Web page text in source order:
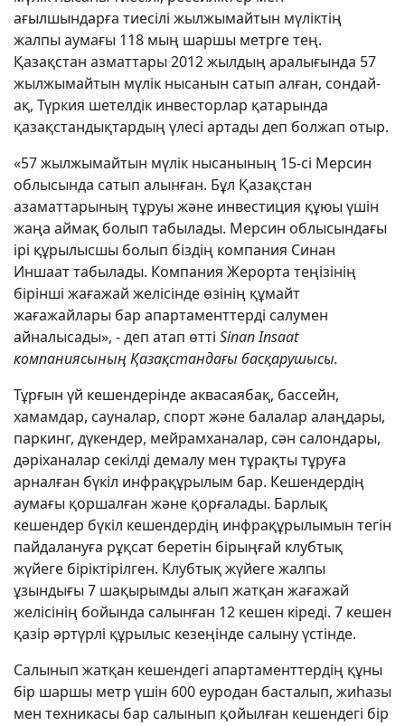
ағылшындарға тиесілі жылжымайтын мүліктің
жалпы аумағы 118 мың шаршы метрге тең.
Қазақстан азматтары 2012 жылдың аралығында 57
жылжымайтын мүлік нысанын сатып алған, сондай-
ақ, Түркия шетелдік инвесторлар қатарында
қазақстандықтардың үлесі артады деп болжап отыр.
«57 жылжымайтын мүлік нысанының 15-сі Мерсин
облысында сатып алынған. Бұл Қазақстан
азаматтарының тұруы және инвестиция құюы үшін
жаңа аймақ болып табылады. Мерсин облысындағы
ірі құрылысшы болып біздің компания Синан
Иншаат табылады. Компания Жерорта теңізінің
бірінші жағажай желісінде өзінің құмайт
жағажайлары бар апартаменттерді салумен
айналысады», - деп атап өтті Sinan Insaat
компаниясының Қазақстандағы басқарушысы.
Тұрғын үй кешендерінде аквасаябақ, бассейн,
хамамдар, сауналар, спорт және балалар алаңдары,
паркинг, дүкендер, мейрамханалар, сән салондары,
дәріханалар секілді демалу мен тұрақты тұруға
арналған бүкіл инфрақұрылым бар. Кешендердің
аумағы қоршалған және қорғалады. Барлық
кешендер бүкіл кешендердің инфрақұрылымын тегін
пайдалануға рұқсат беретін бірыңғай клубтық
жүйеге біріктірілген. Клубтық жүйеге жалпы
ұзындығы 7 шақырымды алып жатқан жағажай
желісінің бойында салынған 12 кешен кіреді. 7 кешен
қазір әртүрлі құрылыс кезеңінде салыну үстінде.
Салынып жатқан кешендегі апартаменттердің құны
бір шаршы метр үшін 600 еуродан басталып, жиһазы
мен техникасы бар салынып қойылған кешендегі бір